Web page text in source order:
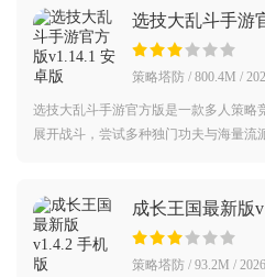
选技大乱斗手游
策略塔防 / 800.4M /
选技大乱斗手游官方版是一款多人策略
展开战斗，尝试多种独门功夫与海量流
成长王国最新版
策略塔防 / 93.2M /